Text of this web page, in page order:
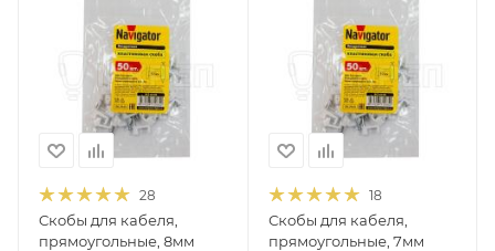
28
Скобы для кабеля,
прямоугольные, 8мм
18
Скобы для кабеля,
прямоугольные, 7мм